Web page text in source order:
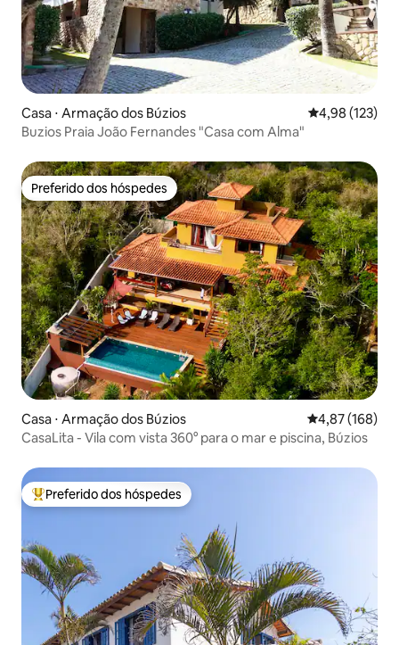
Casa ⋅ Armação dos Búzios 4,98 de uma
4,98 (123)
Buzios Praia João Fernandes "Casa com Alma"
Preferido dos hóspedes
Preferido dos hóspedes
Casa ⋅ Armação dos Búzios 4,87 de uma
4,87 (168)
CasaLita - Vila com vista 360° para o mar e piscina, Búzios
Entre os melhores preferidos dos hóspedes
Preferido dos hóspedes